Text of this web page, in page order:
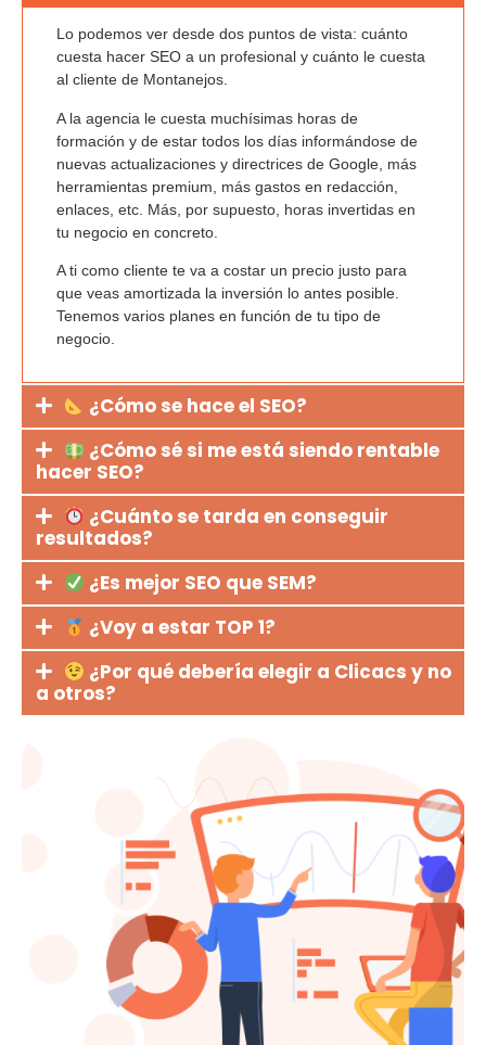
Lo podemos ver desde dos puntos de vista: cuánto
cuesta hacer SEO a un profesionaly cuánto le cuesta
al cliente de Montanejos.
A la agencia le cuesta muchísimas horas de
formación y de estar todos los días informándose de
nuevas actualizaciones y directrices de Google, más
herramientas premium, más gastos en redacción,
enlaces, etc. Más, por supuesto, horas invertidas en
tu negocio en concreto.
A ti como cliente te va a costar un precio justo para
que veas amortizada la inversión lo antes posible.
Tenemos varios planes en función de tu tipo de
negocio.
¿Cómo se hace el SEO?
¿Cómo sé si me está siendo rentable
hacer SEO?
¿Cuánto se tarda en conseguir
resultados?
¿Es mejor SEO que SEM?
¿Voy a estar TOP 1?
¿Por qué debería elegir a Clicacs y no
a otros?